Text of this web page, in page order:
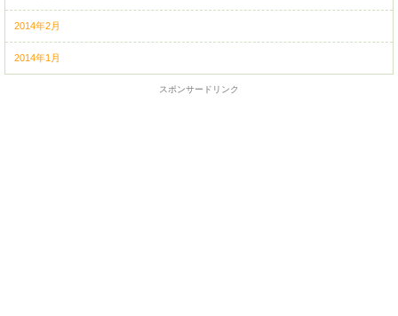
2014年2月
2014年1月
スポンサードリンク